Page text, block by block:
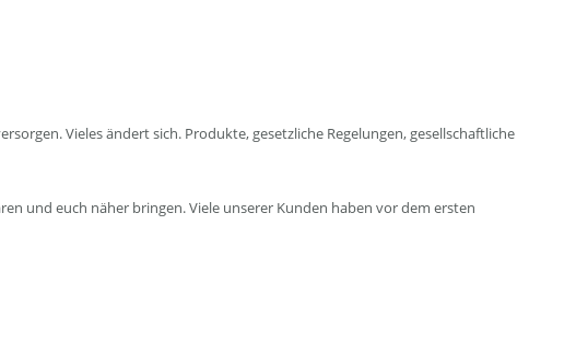
Vieles ändert sich. Produkte, gesetzliche Regelungen, gesellschaftliche
und euch näher bringen. Viele unserer Kunden haben vor dem ersten